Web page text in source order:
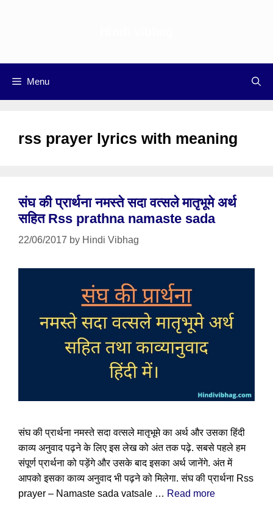
Menu
rss prayer lyrics with meaning
संघ की प्रार्थना नमस्ते सदा वत्सले मातृभूमे अर्थ
सहित Rss prathna namaste sada
22/06/2017 by Hindi Vibhag
संघ की प्रार्थना नमस्ते सदा वत्सले मातृभूमे का अर्थ और उसका हिंदी
काव्य अनुवाद पढ़ने के लिए इस लेख को अंत तक पढ़े. सबसे पहले हम
संपूर्ण प्रार्थना को पड़ेंगे और उसके बाद इसका अर्थ जानेंगे. अंत में
आपको इसका काव्य अनुवाद भी पढ़ने को मिलेगा. संघ की प्रार्थना Rss
prayer – Namaste sada vatsale … Read more